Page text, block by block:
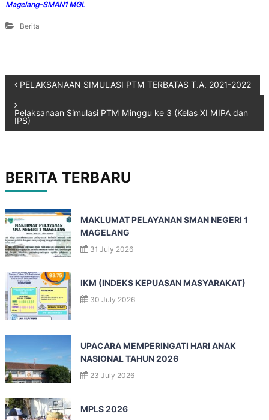
Magelang-SMAN1 MGL
Berita
PELAKSANAAN SIMULASI PTM TERBATAS T.A. 2021-2022
Pelaksanaan Simulasi PTM Minggu ke 3 (Kelas XI MIPA dan
IPS)
BERITA TERBARU
MAKLUMAT PELAYANAN SMAN NEGERI 1
MAGELANG
31 July 2026
IKM (INDEKS KEPUASAN MASYARAKAT)
30 July 2026
UPACARA MEMPERINGATI HARI ANAK
NASIONAL TAHUN 2026
23 July 2026
MPLS 2026